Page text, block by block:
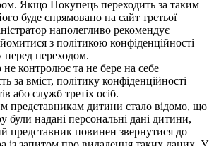
Якщо Покупець переходить за таким
буде спрямовано на сайт третьої
наполегливо рекомендує
з політикою конфіденційності
перед переходом.
не контролює та не бере на себе
за вміст, політику конфіденційності
або служб третіх осіб.
представникам дитини стало відомо, що
були надані персональні дані дитини,
представник повинен звернутися до